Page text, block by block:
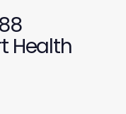
Health